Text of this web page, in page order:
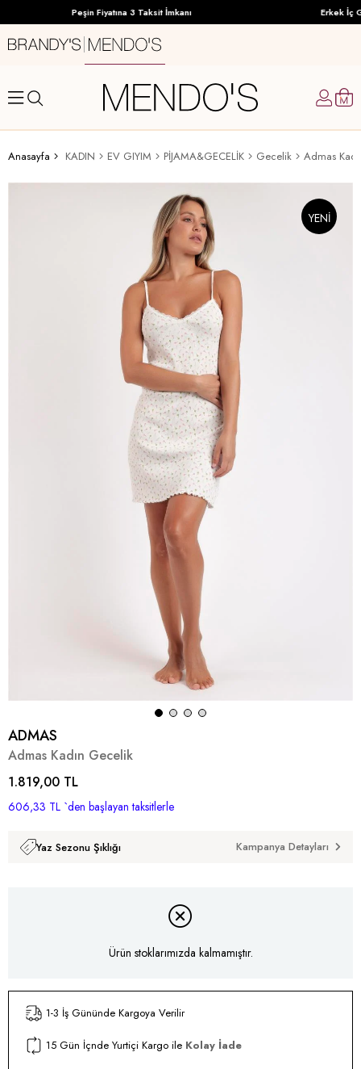
Peşin Fiyatına 3 Taksit İmkanı Erkek İç
Anasayfa KADIN EV GIYIM PİJAMA&GECELİK Gecelik Admas
YENI
ADMAS
Admas Kadın Gecelik
1.819,00 TL
606,33 TL `den başlayan taksitlerle
Yaz Sezonu Şıklığı Kampanya Detayları
Ürün stoklarımızda kalmamıştır.
1-3 İş Gününde Kargoya Verilir
15 Gün İçnde Yurtiçi Kargo ile Kolay İade